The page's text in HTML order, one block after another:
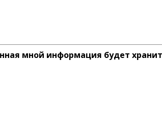
мной информация будет